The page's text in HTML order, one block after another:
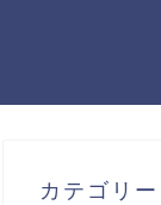
カテゴリー